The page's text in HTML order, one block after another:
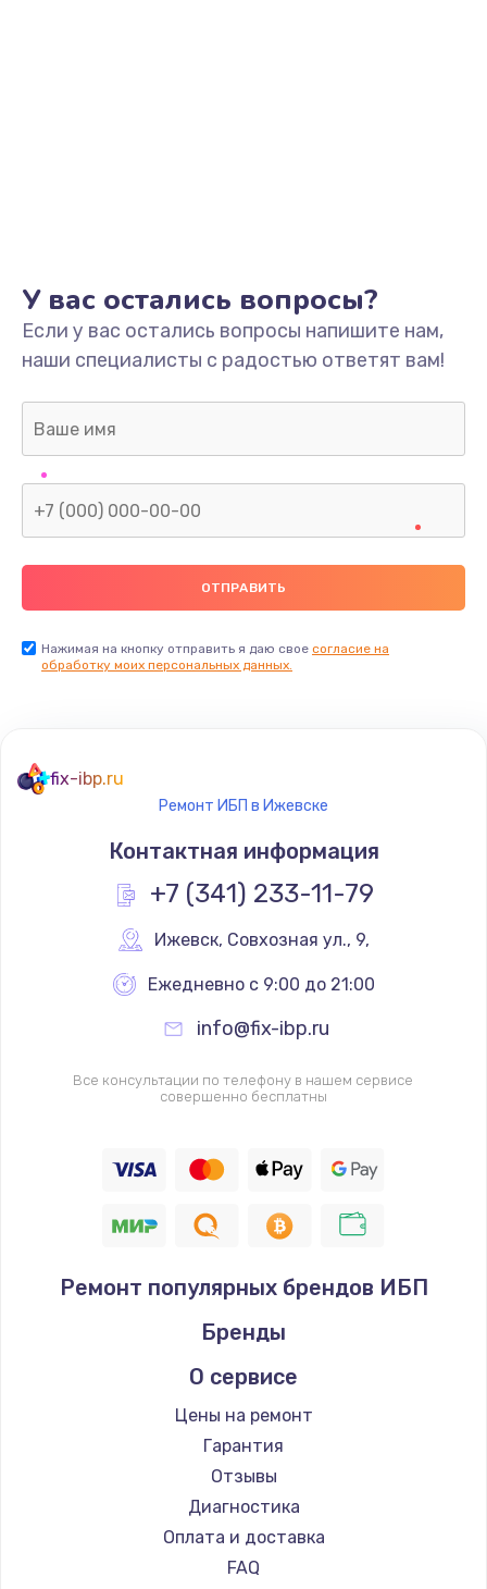
У вас остались вопросы?
Если у вас остались вопросы напишите нам,
наши специалисты с радостью ответят вам!
Нажимая на кнопку отправить я даю свое согласие на
обработку моих персональных данных.
fix-ibp.ru
Ремонт ИБП в Ижевске
Контактная информация
+7 (341) 233-11-79
Ижевск, Совхозная ул., 9,
Ежедневно с 9:00 до 21:00
info@fix-ibp.ru
Все консультации по телефону в нашем сервисе
совершенно бесплатны
Ремонт популярных брендов ИБП
Бренды
О сервисе
Цены на ремонт
Гарантия
Отзывы
Диагностика
Оплата и доставка
FAQ